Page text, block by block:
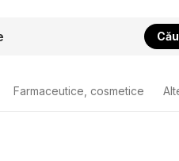
Farmaceutice, cosmetice